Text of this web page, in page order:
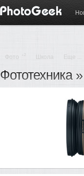
Фото Школа Еще ...
Фототехника»